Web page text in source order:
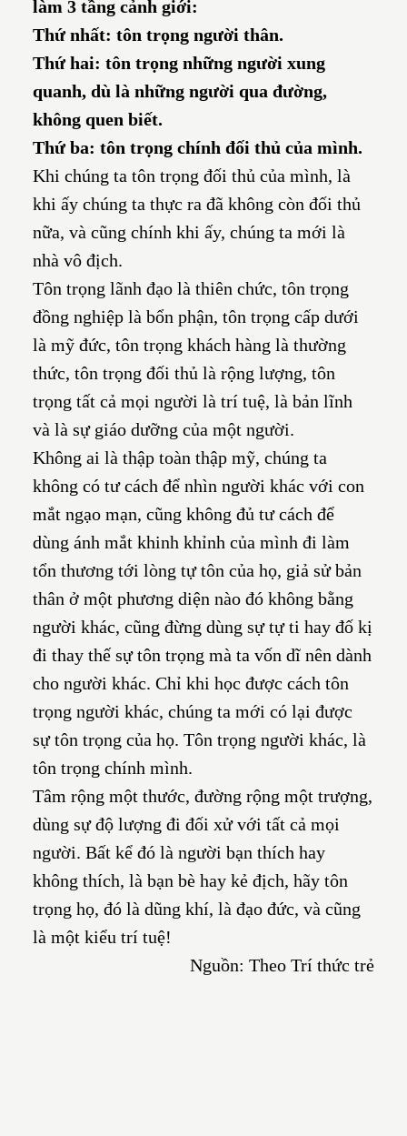
làm 3 tầng cảnh giới:
Thứ nhất: tôn trọng người thân.
Thứ hai: tôn trọng những người xung
quanh, dù là những người qua đường,
không quen biết.
Thứ ba: tôn trọng chính đối thủ của mình.
Khi chúng ta tôn trọng đối thủ của mình, là
khi ấy chúng ta thực ra đã không còn đối thủ
nữa, và cũng chính khi ấy, chúng ta mới là
nhà vô địch.
Tôn trọng lãnh đạo là thiên chức, tôn trọng
đồng nghiệp là bổn phận, tôn trọng cấp dưới
là mỹ đức, tôn trọng khách hàng là thường
thức, tôn trọng đối thủ là rộng lượng, tôn
trọng tất cả mọi người là trí tuệ, là bản lĩnh
và là sự giáo dưỡng của một người.
Không ai là thập toàn thập mỹ, chúng ta
không có tư cách để nhìn người khác với con
mắt ngạo mạn, cũng không đủ tư cách để
dùng ánh mắt khinh khỉnh của mình đi làm
tổn thương tới lòng tự tôn của họ, giả sử bản
thân ở một phương diện nào đó không bằng
người khác, cũng đừng dùng sự tự ti hay đố kị
đi thay thế sự tôn trọng mà ta vốn dĩ nên dành
cho người khác. Chỉ khi học được cách tôn
trọng người khác, chúng ta mới có lại được
sự tôn trọng của họ. Tôn trọng người khác, là
tôn trọng chính mình.
Tâm rộng một thước, đường rộng một trượng,
dùng sự độ lượng đi đối xử với tất cả mọi
người. Bất kể đó là người bạn thích hay
không thích, là bạn bè hay kẻ địch, hãy tôn
trọng họ, đó là dũng khí, là đạo đức, và cũng
là một kiểu trí tuệ!
Nguồn: Theo Trí thức trẻ